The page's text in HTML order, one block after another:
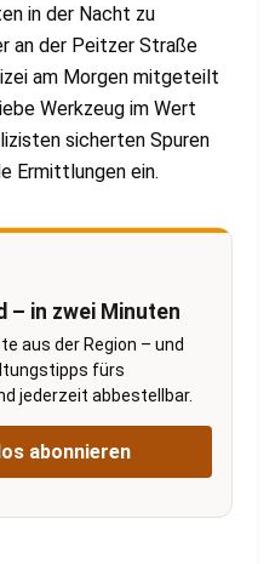
in der Nacht zu
an der Peitzer Straße
am Morgen mitgeteilt
Werkzeug im Wert
sicherten Spuren
Ermittlungen ein.
– in zwei Minuten
aus der Region – und
fürs
jederzeit abbestellbar.
abonnieren